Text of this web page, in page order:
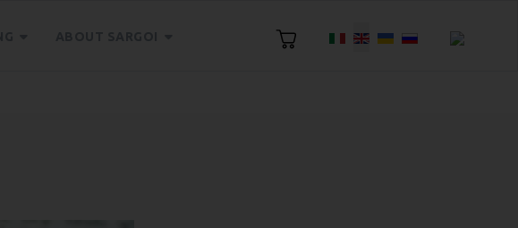
Select your language